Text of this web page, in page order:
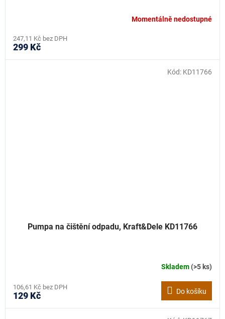
Momentálně nedostupné
247,11 Kč bez DPH
299 Kč
Pumpa na čištění odpadu, Kraft&Dele KD11766
Skladem(>5 ks)
106,61 Kč bez DPH
129 Kč Do košíku
Kód: KD11766